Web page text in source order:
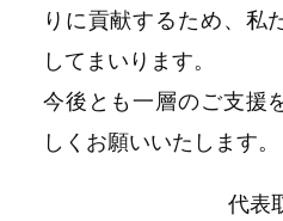
りに貢献するため、私
してまいります。
今後とも一層のご支援
しくお願いいたします。
代表